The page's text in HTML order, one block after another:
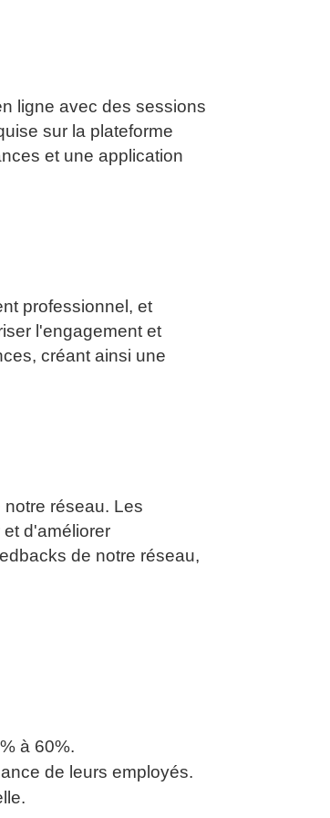
ligne avec des sessions
sur la plateforme
et une application
professionnel, et
l'engagement et
créant ainsi une
réseau. Les
d'améliorer
de notre réseau,
à 60%.
de leurs employés.